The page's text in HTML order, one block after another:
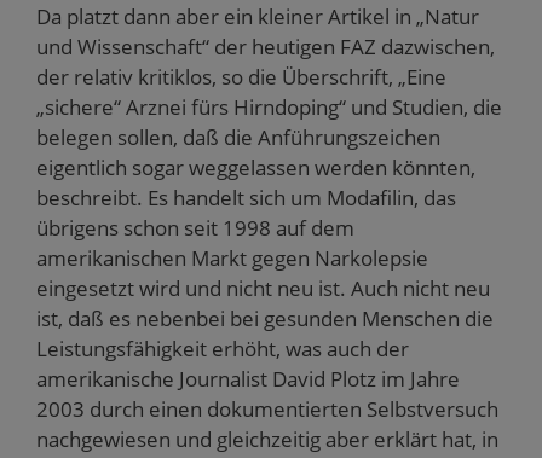
Da platzt dann aber ein kleiner Artikel in „Natur
und Wissenschaft“ der heutigen FAZ dazwischen,
der relativ kritiklos, so die Überschrift, „Eine
„sichere“ Arznei fürs Hirndoping“ und Studien, die
belegen sollen, daß die Anführungszeichen
eigentlich sogar weggelassen werden könnten,
beschreibt. Es handelt sich um Modafilin, das
übrigens schon seit 1998 auf dem
amerikanischen Markt gegen Narkolepsie
eingesetzt wird und nicht neu ist. Auch nicht neu
ist, daß es nebenbei bei gesunden Menschen die
Leistungsfähigkeit erhöht, was auch der
amerikanische Journalist David Plotz im Jahre
2003 durch einen dokumentierten Selbstversuch
nachgewiesen und gleichzeitig aber erklärt hat, in